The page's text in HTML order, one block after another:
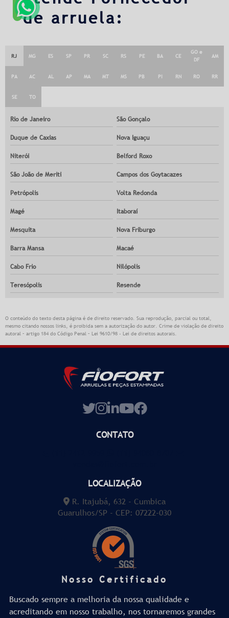
de arruela:
RJ MG ES SP PR SC RS PE BA CE
GO e
DF
AM
PA AC AL AP MA MT MS PB PI RN RO RR
SE TO
Rio de Janeiro
São Gonçalo
Duque de Caxias
Nova Iguaçu
Niterói
Belford Roxo
São João de Meriti
Campos dos Goytacazes
Petrópolis
Volta Redonda
Magé
Itaboraí
Mesquita
Nova Friburgo
Barra Mansa
Macaé
Cabo Frio
Nilópolis
Teresópolis
Resende
O conteúdo do texto desta página é de direito reservado. Sua reprodução, parcial ou total,
mesmo citando nossos links, é proibida sem a autorização do autor. Crime de violação de direito
autoral – artigo 184 do Código Penal – Lei 9610/98 - Lei de direitos autorais.
CONTATO
LOCALIZAÇÃO
R. Itajubá, 632 - Cumbica
Guarulhos/SP - CEP: 07222-030
Nosso Certificado
Buscado sempre a melhoria da nossa qualidade e
acreditando em nosso trabalho, nos tornaremos grandes